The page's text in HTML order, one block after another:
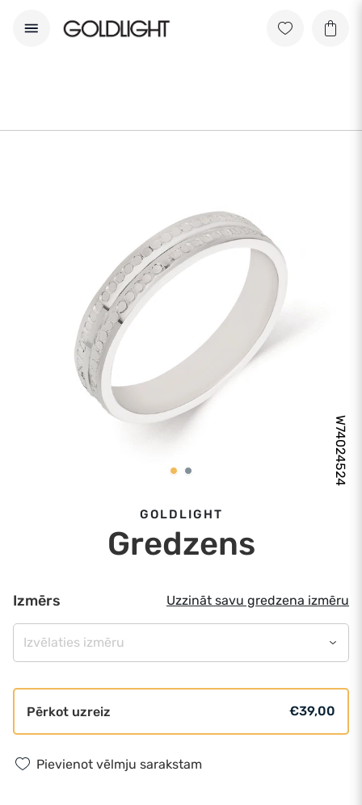
W74024524
GOLDLIGHT
Gredzens
Izmērs Uzzināt savu gredzena izmēru
Izvēlaties izmēru
Pērkot uzreiz €39,00
Pievienot vēlmju sarakstam